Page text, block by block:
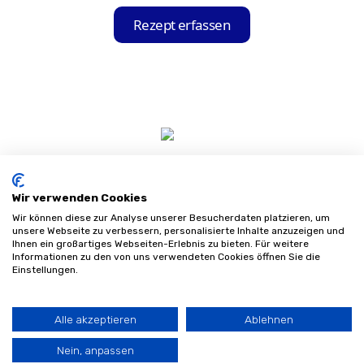
über die App aufgeben.
korrekt verarbeitet und in Echtzeit an das
ausgewählte Sanitätshaus übertragen.
Rezept erfassen
Sitemap
Wir verwenden Cookies
Wir können diese zur Analyse unserer Besucherdaten platzieren, um
unsere Webseite zu verbessern, personalisierte Inhalte anzuzeigen und
Ihnen ein großartiges Webseiten-Erlebnis zu bieten. Für weitere
Informationen zu den von uns verwendeten Cookies öffnen Sie die
Einstellungen.
Alle akzeptieren Ablehnen
Nein, anpassen